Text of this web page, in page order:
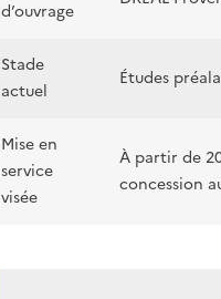
d’ouvrage
Stade
actuel
Études
Mise en
service
visée
À partir de
concession